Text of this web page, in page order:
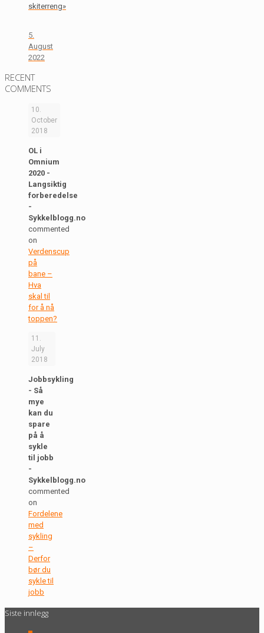
skiterreng»
5.
August
2022
RECENT
COMMENTS
10.
October
2018
OL i
Omnium
2020 -
Langsiktig
forberedelse
-
Sykkelblogg.no
commented
on
Verdenscup
på
bane –
Hva
skal til
for å nå
toppen?
11.
July
2018
Jobbsykling
- Så
mye
kan du
spare
på å
sykle
til jobb
-
Sykkelblogg.no
commented
on
Fordelene
med
sykling
–
Derfor
bør du
sykle til
jobb
Siste innlegg